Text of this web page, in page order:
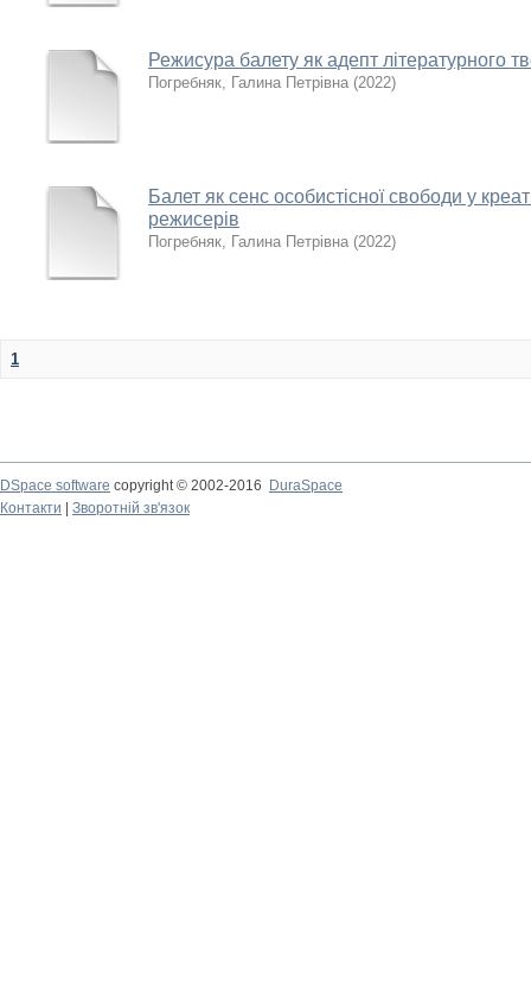
Режисура балету як адепт літературного
Погребняк, Галина Петрівна (2022)
Балет як сенс особистісної свободи у
режисерів
Погребняк, Галина Петрівна (2022)
1
DSpace software copyright © 2002-2016
DuraSpace
Контакти
Зворотній зв'язок